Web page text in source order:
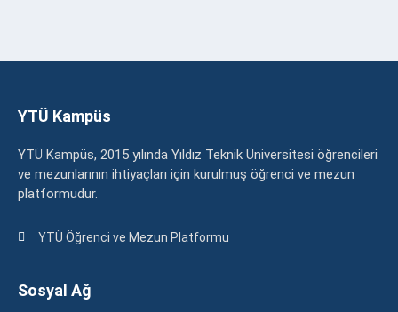
YTÜ Kampüs
YTÜ Kampüs, 2015 yılında Yıldız Teknik Üniversitesi öğrencileri
ve mezunlarının ihtiyaçları için kurulmuş öğrenci ve mezun
platformudur.
YTÜ Öğrenci ve Mezun Platformu
Sosyal Ağ